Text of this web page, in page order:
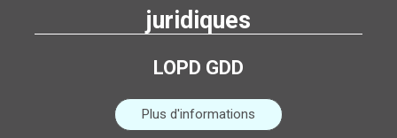
juridiques
LOPD GDD
Plus d'informations